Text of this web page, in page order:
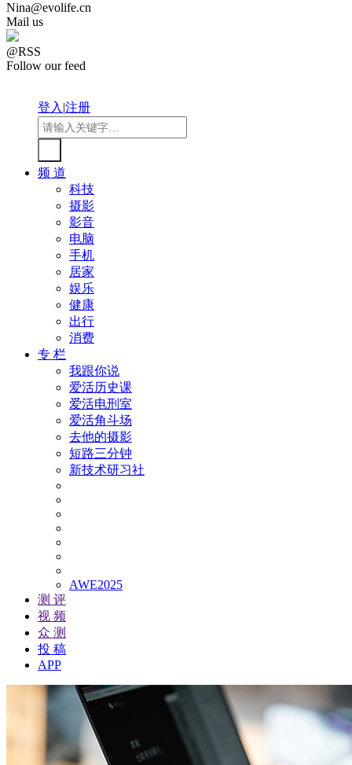
Nina@evolife.cn
Mail us
@RSS
Follow our feed
登入|注册
频 道
科技
摄影
影音
电脑
手机
居家
娱乐
健康
出行
消费
专 栏
我跟你说
爱活历史课
爱活电刑室
爱活角斗场
去他的摄影
短路三分钟
新技术研习社
AWE2025
测 评
视 频
众 测
投 稿
APP